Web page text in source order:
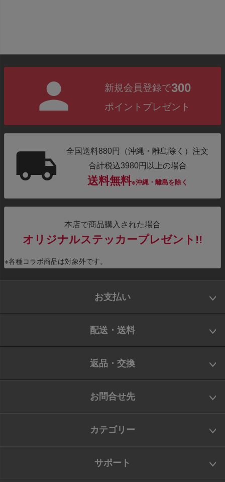
新規会員登録で300
ポイントプレゼント
全国送料880円（沖縄・離島除く）注文
合計税込3980円以上の場合
送料無料※沖縄・離島を除く
本店で商品購入された場合
オリジナルステッカープレゼント!!
※各種コラボ商品は対象外です。
お支払い
配送・送料
返品・交換
お問合せ先
カテゴリー
サポート